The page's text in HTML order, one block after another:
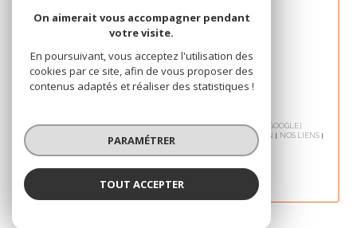
© 2026 | TOUS DROITS RÉSERVÉS | TRADUCTION POWERED BY GOOGLE |
PLAN DU SITE MENTIONS LÉGALES ADMIN
NOS LIENS
POLITIQUE RGPD
On aimerait vous accompagner pendant
votre visite.
En poursuivant, vous acceptez l'utilisation des
cookies par ce site, afin de vous proposer des
contenus adaptés et réaliser des statistiques !
PARAMÉTRER
TOUT ACCEPTER